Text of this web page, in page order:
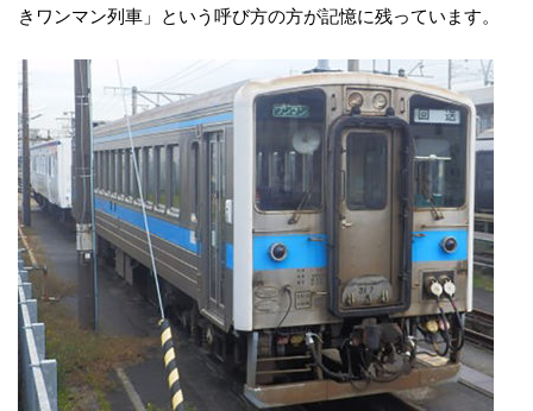
きワンマン列車」という呼び方の方が記憶に残っています。